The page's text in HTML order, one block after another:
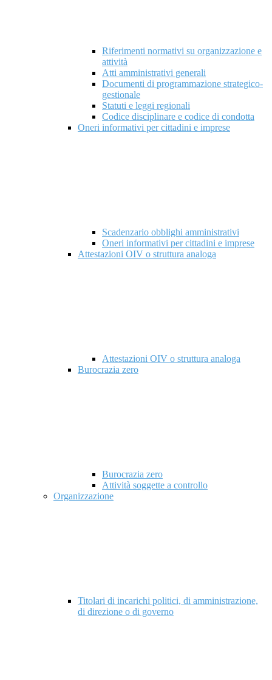
Riferimenti normativi su organizzazione e
attività
Atti amministrativi generali
Documenti di programmazione strategico-
gestionale
Statuti e leggi regionali
Codice disciplinare e codice di condotta
Oneri informativi per cittadini e imprese
Scadenzario obblighi amministrativi
Oneri informativi per cittadini e imprese
Attestazioni OIV o struttura analoga
Attestazioni OIV o struttura analoga
Burocrazia zero
Burocrazia zero
Attività soggette a controllo
Organizzazione
Titolari di incarichi politici, di amministrazione,
di direzione o di governo